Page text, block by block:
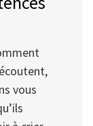
vous